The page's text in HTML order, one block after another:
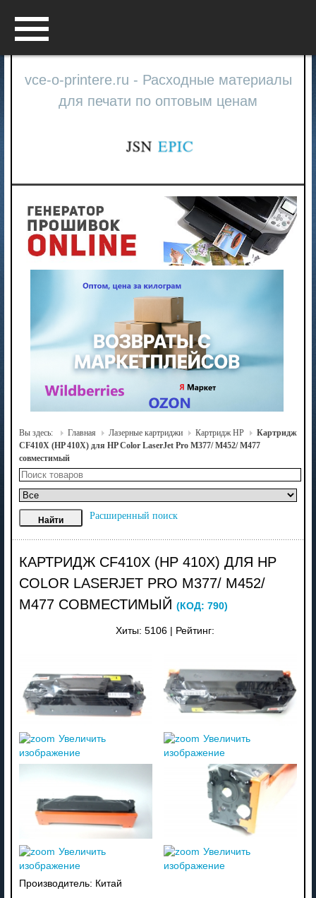
vce-o-printere.ru - Расходные материалы
для печати по оптовым ценам
Вы здесь: Главная Лазерные картриджи Картридж HP
Картридж
CF410X (HP 410X) для HP Color LaserJet Pro M377/ M452/ M477
совместимый
Расширенный поиск
КАРТРИДЖ CF410X (HP 410X) ДЛЯ HP
COLOR LASERJET PRO M377/ M452/
M477 СОВМЕСТИМЫЙ (КОД: 790)
Хиты: 5106 Рейтинг:
Увеличить
изображение
Увеличить
изображение
Увеличить
изображение
Увеличить
изображение
Производитель: Китай